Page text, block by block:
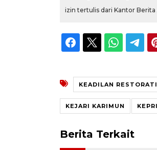
izin tertulis dari Kantor Berita
KEADILAN
KEJARI KARIMUN KEPRI
Berita Terkait